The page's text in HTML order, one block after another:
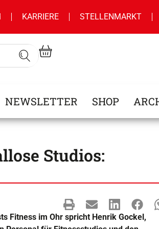
KARRIERE STELLENMARKT
NEWSLETTER SHOP
Studios:
Fitness im Ohr spricht Henrik Gockel,